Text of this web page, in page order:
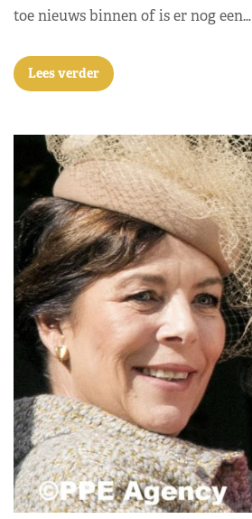
toe nieuws binnen of is er nog een…
Lees verder